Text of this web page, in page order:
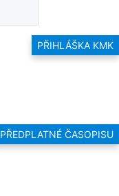
PŘIHLÁŠKA KMK
PŘEDPLATNÉ ČASOPISU